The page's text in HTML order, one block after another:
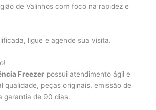
de Valinhos com foco na rapidez e
ligue e agende sua visita.
Freezer possui atendimento ágil e
qualidade, peças originais, emissão de
garantia de 90 dias.